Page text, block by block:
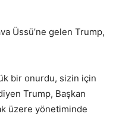
Üssü’ne gelen Trump,
bir onurdu, sizin için
Trump, Başkan
üzere yönetiminde